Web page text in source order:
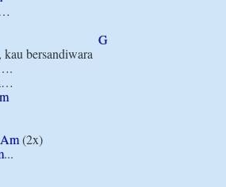
G
kau bersandiwara
Am (2x)
...